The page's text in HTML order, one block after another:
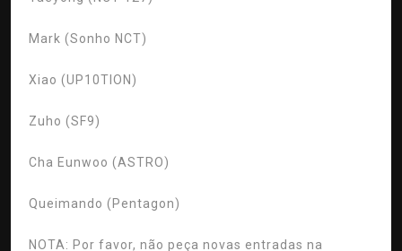
Mark (Sonho NCT)
Xiao (UP10TION)
Zuho (SF9)
Cha Eunwoo (ASTRO)
Queimando (Pentagon)
NOTA: Por favor, não peça novas entradas na